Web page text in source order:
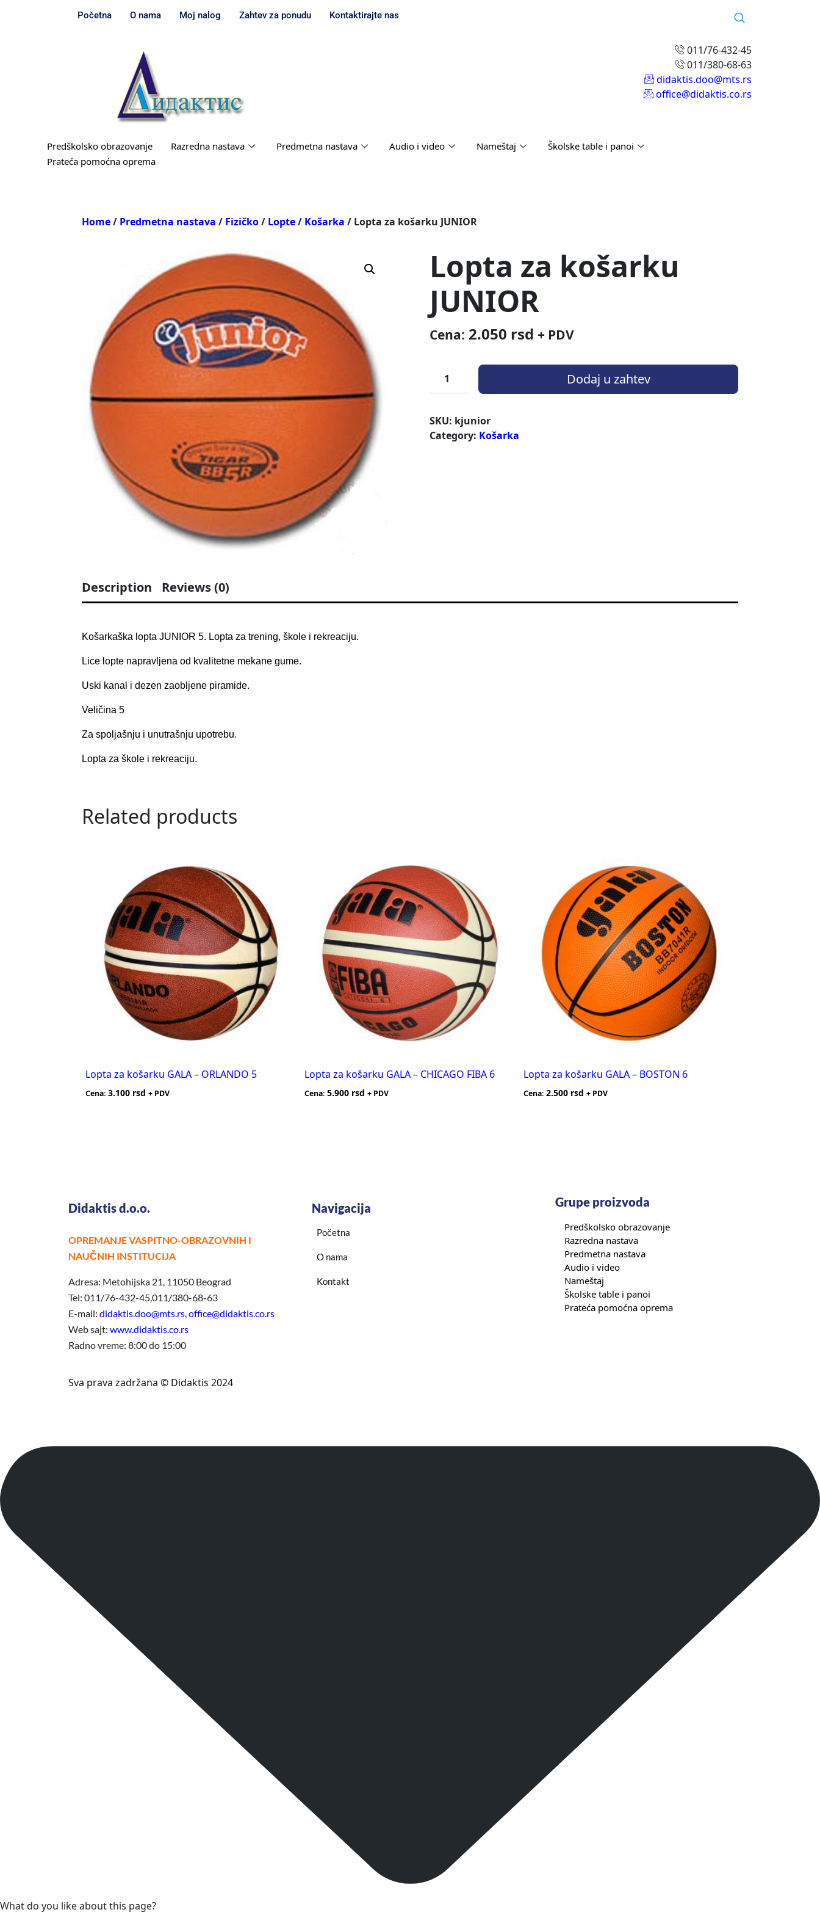
Početna O nama Moj nalog Zahtev za ponudu Kontaktirajte nas
011/76-432-45
011/380-68-63
didaktis.doo@mts.rs
office@didaktis.co.rs
Predškolsko obrazovanje Razredna nastava Predmetna nastava Audio i video Nameštaj
Školske table i panoi
Prateća pomoćna oprema
Home/ Predmetna nastava / Fizičko/ Lopte/ Košarka / Lopta za košarku JUNIOR
Lopta za košarku
JUNIOR
Cena: 2.050 rsd + PDV
Dodaj u zahtev
SKU: kjunior
Category: Košarka
Description Reviews (0)
Košarkaška lopta JUNIOR 5. Lopta za trening, škole i rekreaciju.
Lice lopte napravljena od kvalitetne mekane gume.
Uski kanal i dezen zaobljene piramide.
Veličina 5
Za spoljašnju i unutrašnju upotrebu.
Lopta za škole i rekreaciju.
Related products
Lopta za košarku GALA – ORLANDO 5
Cena: 3.100 rsd + PDV
Lopta za košarku GALA – CHICAGO FIBA 6
Cena: 5.900 rsd + PDV
Lopta za košarku GALA – BOSTON 6
Cena: 2.500 rsd + PDV
Didaktis d.o.o.
OPREMANJE VASPITNO-OBRAZOVNIH I
NAUČNIH INSTITUCIJA
Adresa: Metohijska 21, 11050 Beograd
Tel: 011/76-432-45,011/380-68-63
E-mail: didaktis.doo@mts.rs office@didaktis.co.rs
Web sajt: www.didaktis.co.rs
Radno vreme: 8:00 do 15:00
Navigacija
Početna
O nama
Kontakt
Grupe proizvoda
Predškolsko obrazovanje
Razredna nastava
Predmetna nastava
Audio i video
Nameštaj
Školske table i panoi
Prateća pomoćna oprema
Sva prava zadržana © Didaktis 2024
What do you like about this page?